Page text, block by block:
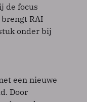
de focus
RAI
onder bij
een nieuwe
Door